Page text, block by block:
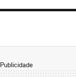
Publicidade